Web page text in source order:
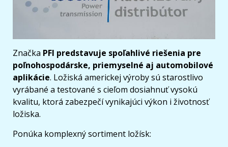
Značka PFI predstavuje spoľahlivé riešenia pre
poľnohospodárske, priemyselné aj automobilové
aplikácie. Ložiská americkej výroby sú starostlivo
vyrábané a testované s cieľom dosiahnuť vysokú
kvalitu, ktorá zabezpečí vynikajúci výkon i životnosť
ložiska.
Ponúka komplexný sortiment ložísk: